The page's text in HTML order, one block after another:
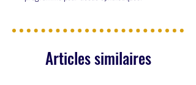
Articles similaires